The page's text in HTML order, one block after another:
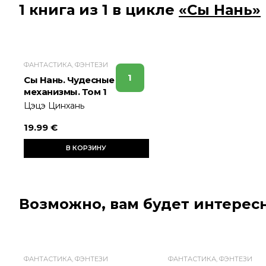
1 книга из 1 в цикле «Сы Нань»
1
ФАНТАСТИКА, ФЭНТЕЗИ
Сы Нань. Чудесные
механизмы. Том 1
Цэцэ Цинхань
19.99 €
В КОРЗИНУ
Возможно, вам будет
ФАНТАСТИКА, ФЭНТЕЗИ ФАНТАСТИКА, ФЭНТЕЗИ